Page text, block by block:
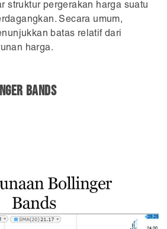
struktur pergerakan harga suatu
Secara umum,
batas relatif dari
harga.
Bands